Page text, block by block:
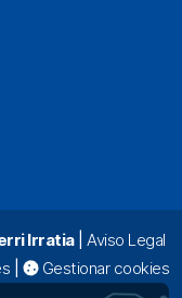
Irratia| Aviso Legal
Gestionar cookies